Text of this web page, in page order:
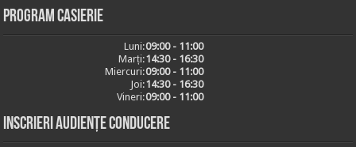
Program casierie
Luni:09:00 - 11:00
Marți:14:30 - 16:30
Miercuri:09:00 - 11:00
Joi:14:30 - 16:30
Vineri:09:00 - 11:00
Inscrieri audiențe conducere